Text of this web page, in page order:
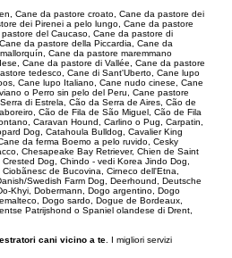
Cane da pastore croato, Cane da pastore dei
dei Pirenei a pelo lungo, Cane da pastore
del Caucaso, Cane da pastore di
da pastore della Piccardia, Cane da
Cane da pastore maremmano
Cane da pastore di Vallée, Cane da pastore
tedesco, Cane di Sant'Uberto, Cane lupo
Cane lupo Italiano, Cane nudo cinese, Cane
o Perro sin pelo del Peru, Cane pastore
di Estrela, Cão da Serra de Aires, Cão de
Cão de Fila de São Miguel, Cão de Fila
Caravan Hound, Carlino o Pug, Carpatin,
Dog, Catahoula Bulldog, Cavalier King
da ferma Boemo a pelo ruvido, Cesky
Chesapeake Bay Retriever, Chien de Saint
Dog, Chindo - vedi Korea Jindo Dog,
de Bucovina, Cirneco dell'Etna,
Swedish Farm Dog, Deerhound, Deutsche
Khyi, Dobermann, Dogo argentino, Dogo
Dogo sardo, Dogue de Bordeaux,
Patrijshond o Spaniel olandese di Drent,
cani vicino a te . I migliori servizi